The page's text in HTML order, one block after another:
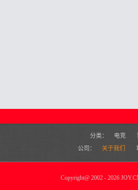
分类： 电竞
公司：
关于我们
Copyright@2002 - 2026